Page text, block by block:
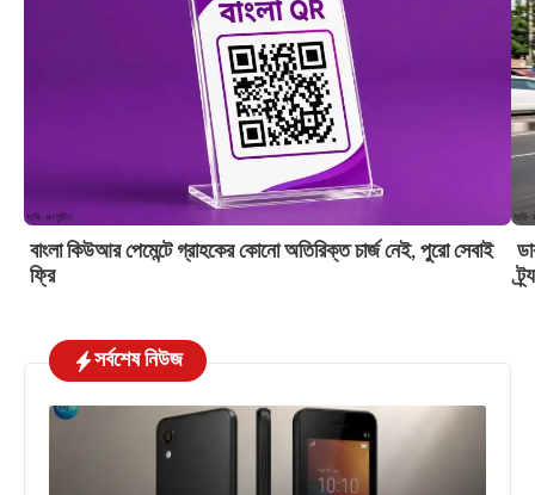
বাংলা কিউআর পেমেন্টে গ্রাহকের কোনো অতিরিক্ত চার্জ নেই, পুরো সেবাই
ফ্রি
সর্বশেষ নিউজ